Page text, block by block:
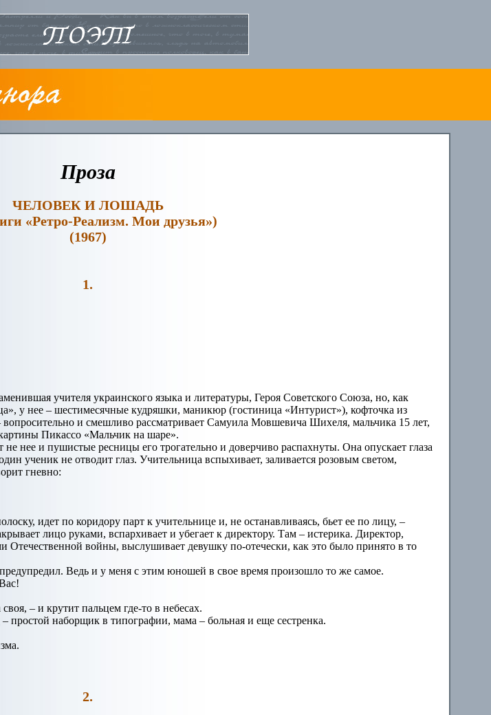
Проза
ЧЕЛОВЕК И ЛОШАДЬ
«Ретро-Реализм. Мои друзья»)
(1967)
1.
учителя украинского языка и литературы, Героя Советского Союза, но, как
у нее – шестимесячные кудряшки, маникюр (гостиница «Интурист»), кофточка из
и смешливо рассматривает Самуила Мовшевича Шихеля, мальчика 15 лет,
Пикассо «Мальчик на шаре».
нее и пушистые ресницы его трогательно и доверчиво распахнуты. Она опускает глаза
ученик не отводит глаз. Учительница вспыхивает, заливается розовым светом,
гневно:
идет по коридору парт к учительнице и, не останавливаясь, бьет ее по лицу, –
лицо руками, вспархивает и убегает к директору. Там – истерика. Директор,
войны, выслушивает девушку по-отечески, как это было принято в то
Ведь и у меня с этим юношей в свое время произошло то же самое.
– и крутит пальцем где-то в небесах.
простой наборщик в типографии, мама – больная и еще сестренка.
2.